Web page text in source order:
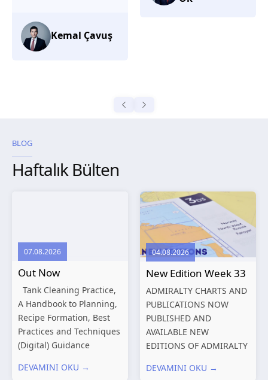
BLOG
Haftalık Bülten
07.08.2026
Out Now
Tank Cleaning Practice,
A Handbook to Planning,
Recipe Formation, Best
Practices and Techniques
(Digital) Guidance
Structures – Consolidated
DEVAMINI OKU →
04.08.2026
New Edition Week 33
ADMIRALTY CHARTS AND
PUBLICATIONS NOW
PUBLISHED AND
AVAILABLE NEW
EDITIONS OF ADMIRALTY
PUBLICATIONS New
DEVAMINI OKU →